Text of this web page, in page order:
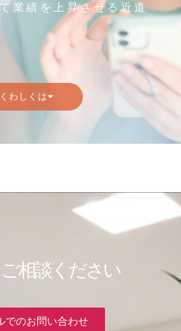
業績を上昇させる近道
くわしくは
相談ください
でのお問い合わせ